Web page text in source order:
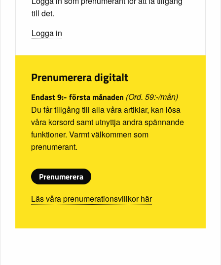
till det.
Logga in
Prenumerera digitalt
Endast 9:- första månaden (Ord. 59:-/mån)
Du får tillgång till alla våra artiklar, kan lösa
våra korsord samt utnyttja andra spännande
funktioner. Varmt välkommen som
prenumerant.
Prenumerera
Läs våra prenumerationsvillkor här